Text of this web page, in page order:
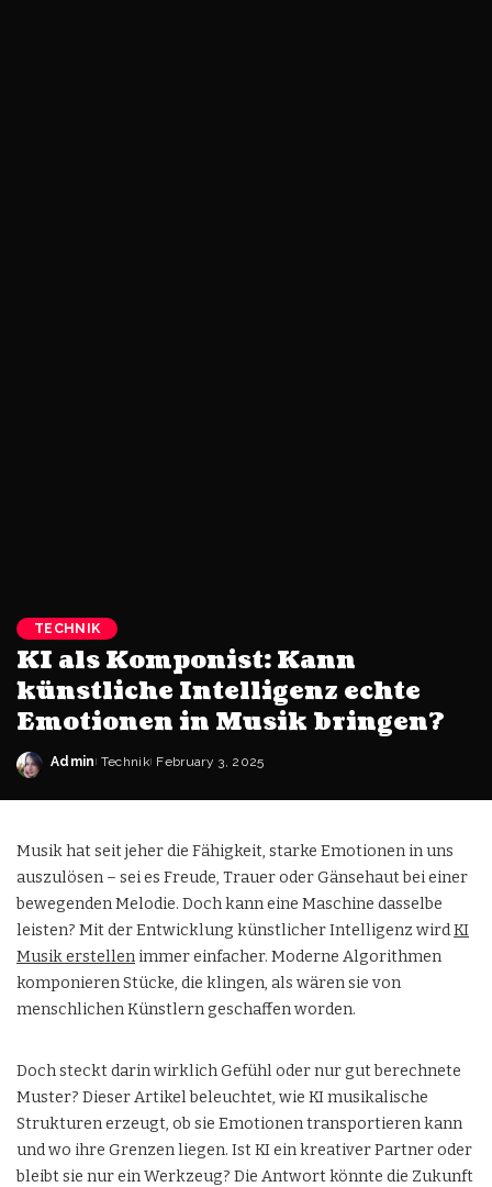
TECHNIK
KI als Komponist: Kann
künstliche Intelligenz echte
Emotionen in Musik bringen?
Admin Technik February 3, 2025
Musik hat seit jeher die Fähigkeit, starke Emotionen in uns
auszulösen – sei es Freude, Trauer oder Gänsehaut bei einer
bewegenden Melodie. Doch kann eine Maschine dasselbe
leisten? Mit der Entwicklung künstlicher Intelligenz wirdKI
Musik erstellen immer einfacher. Moderne Algorithmen
komponieren Stücke, die klingen, als wären sie von
menschlichen Künstlern geschaffen worden.
Doch steckt darin wirklich Gefühl oder nur gut berechnete
Muster? Dieser Artikel beleuchtet, wie KI musikalische
Strukturen erzeugt, ob sie Emotionen transportieren kann
und wo ihre Grenzen liegen. Ist KI ein kreativer Partner oder
bleibt sie nur ein Werkzeug? Die Antwort könnte die Zukunft